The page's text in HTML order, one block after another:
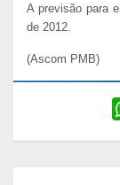
A previsão para
de 2012.
(Ascom PMB)